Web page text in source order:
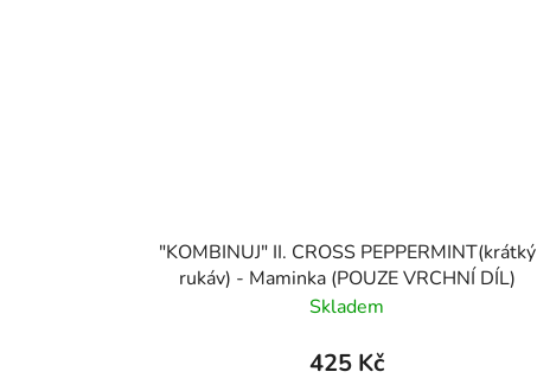
"KOMBINUJ" II. CROSS PEPPERMINT(krátký
rukáv) - Maminka (POUZE VRCHNÍ DÍL)
Skladem
425 Kč